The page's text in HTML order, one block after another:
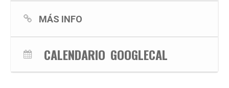
MÁS INFO
CALENDARIO GOOGLECAL